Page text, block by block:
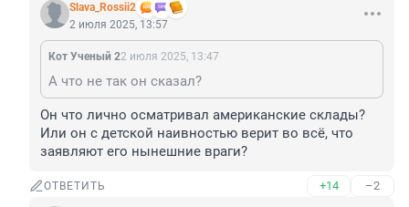
Slava_Rossii2
2 июля 2025, 13:57
Кот Ученый 22 июля 2025, 13:47
А что не так он сказал?
Он что лично осматривал американские склады?
Или он с детской наивностью верит во всё, что
заявляют его нынешние враги?
ОТВЕТИТЬ +14 –2